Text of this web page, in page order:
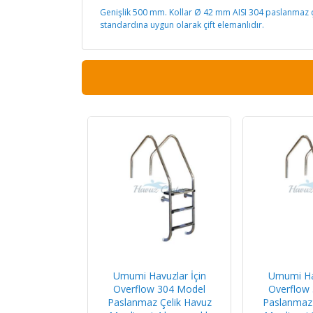
Genişlik 500 mm. Kollar Ø 42 mm AISI 304
standardına uygun olarak çift elemanlıdır.
Umumi Havuzlar İçin
Overflow 304 Model
Paslanmaz Çelik Havuz
Umumi
Overflow